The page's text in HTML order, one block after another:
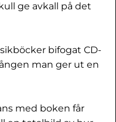
ge avkall på det
bifogat CD-
man ger ut en
med boken får